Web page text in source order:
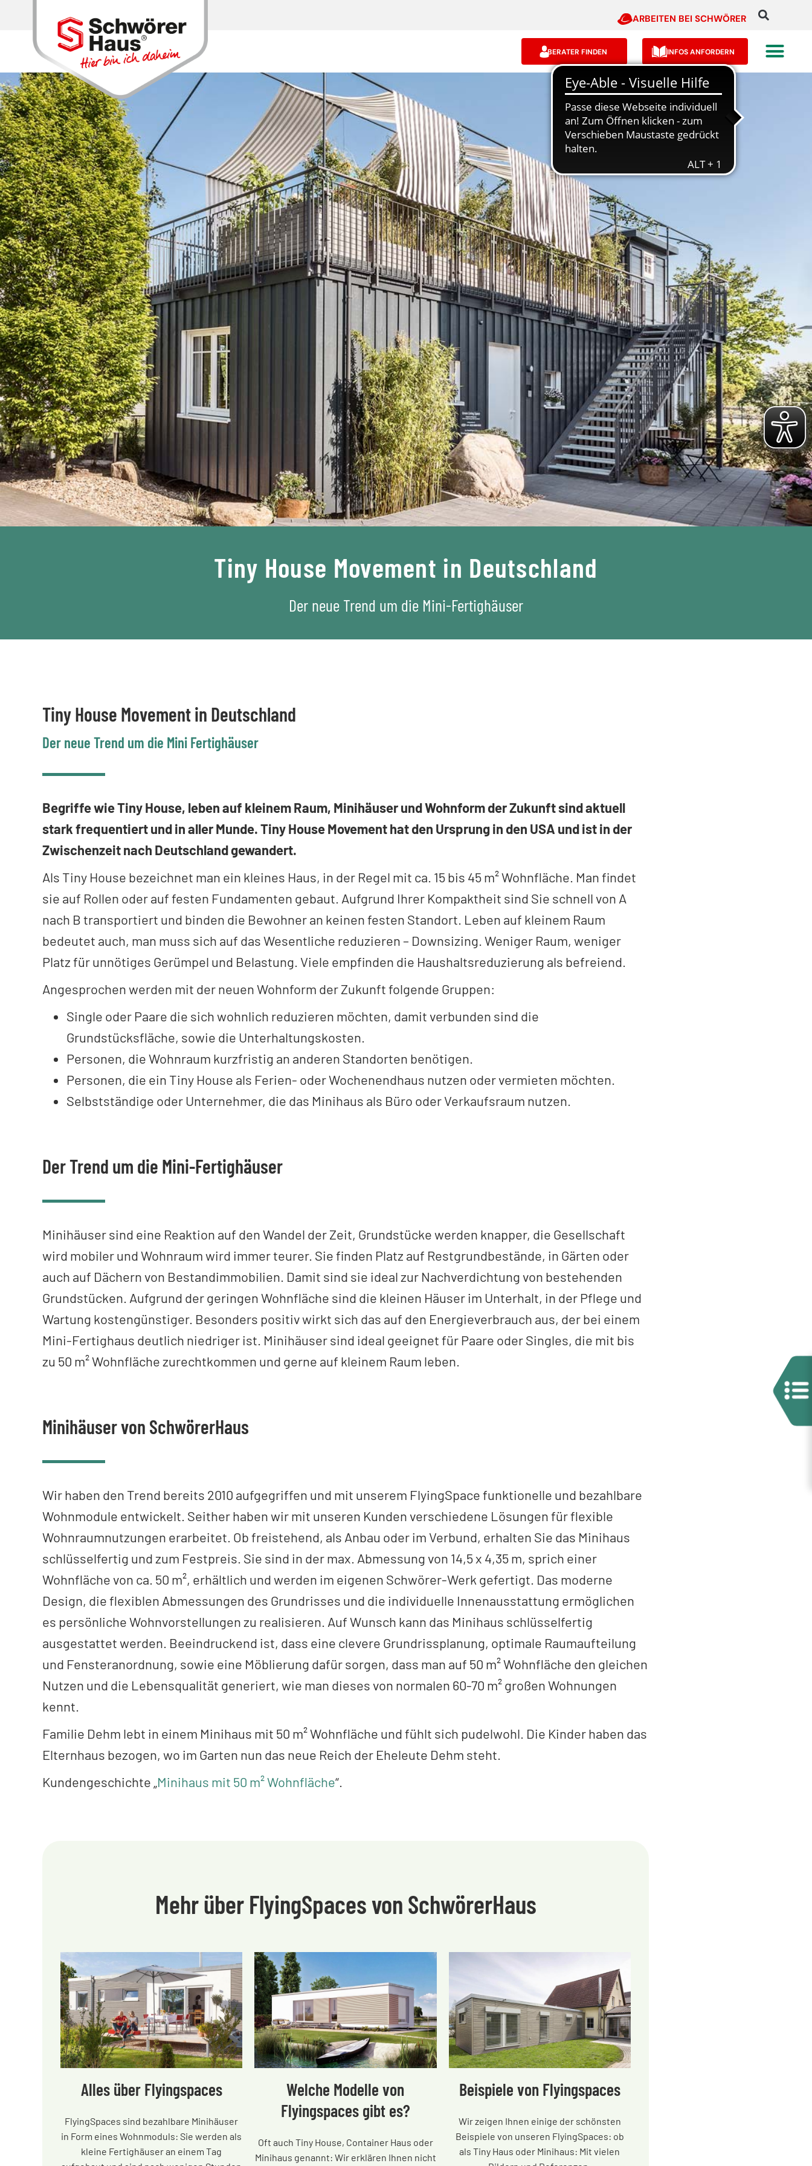
ARBEITEN BEI SCHWÖRER
BERATER FINDEN INFOS ANFORDERN
Tiny House Movement in Deutschland
Der neue Trend um die Mini-Fertighäuser
Tiny House Movement in Deutschland
Der neue Trend um die Mini Fertighäuser
Begriffe wie Tiny House, leben auf kleinem Raum, Minihäuser und Wohnform der Zukunft sind aktuell
stark frequentiert und in aller Munde. Tiny House Movement hat den Ursprung in den USA und ist in der
Zwischenzeit nach Deutschland gewandert.
Als Tiny House bezeichnet man ein kleines Haus, in der Regel mit ca. 15 bis 45 m² Wohnfläche. Man findet
sie auf Rollen oder auf festen Fundamenten gebaut. Aufgrund Ihrer Kompaktheit sind Sie schnell von A
nach B transportiert und binden die Bewohner an keinen festen Standort. Leben auf kleinem Raum
bedeutet auch, man muss sich auf das Wesentliche reduzieren – Downsizing. Weniger Raum, weniger
Platz für unnötiges Gerümpel und Belastung. Viele empfinden die Haushaltsreduzierung als befreiend.
Angesprochen werden mit der neuen Wohnform der Zukunft folgende Gruppen:
Single oder Paare die sich wohnlich reduzieren möchten, damit verbunden sind die
Grundstücksfläche, sowie die Unterhaltungskosten.
Personen, die Wohnraum kurzfristig an anderen Standorten benötigen.
Personen, die ein Tiny House als Ferien- oder Wochenendhaus nutzen oder vermieten möchten.
Selbstständige oder Unternehmer, die das Minihaus als Büro oder Verkaufsraum nutzen.
Der Trend um die Mini-Fertighäuser
Minihäuser sind eine Reaktion auf den Wandel der Zeit, Grundstücke werden knapper, die Gesellschaft
wird mobiler und Wohnraum wird immer teurer. Sie finden Platz auf Restgrundbestände, in Gärten oder
auch auf Dächern von Bestandimmobilien. Damit sind sie ideal zur Nachverdichtung von bestehenden
Grundstücken. Aufgrund der geringen Wohnfläche sind die kleinen Häuser im Unterhalt, in der Pflege und
Wartung kostengünstiger. Besonders positiv wirkt sich das auf den Energieverbrauch aus, der bei einem
Mini-Fertighaus deutlich niedriger ist. Minihäuser sind ideal geeignet für Paare oder Singles, die mit bis
zu 50 m² Wohnfläche zurechtkommen und gerne auf kleinem Raum leben.
Minihäuser von SchwörerHaus
Wir haben den Trend bereits 2010 aufgegriffen und mit unserem FlyingSpace funktionelle und bezahlbare
Wohnmodule entwickelt. Seither haben wir mit unseren Kunden verschiedene Lösungen für flexible
Wohnraumnutzungen erarbeitet. Ob freistehend, als Anbau oder im Verbund, erhalten Sie das Minihaus
schlüsselfertig und zum Festpreis. Sie sind in der max. Abmessung von 14,5 x 4,35 m, sprich einer
Wohnfläche von ca. 50 m², erhältlich und werden im eigenen Schwörer-Werk gefertigt. Das moderne
Design, die flexiblen Abmessungen des Grundrisses und die individuelle Innenausstattung ermöglichen
es persönliche Wohnvorstellungen zu realisieren. Auf Wunsch kann das Minihaus schlüsselfertig
ausgestattet werden. Beeindruckend ist, dass eine clevere Grundrissplanung, optimale Raumaufteilung
und Fensteranordnung, sowie eine Möblierung dafür sorgen, dass man auf 50 m² Wohnfläche den gleichen
Nutzen und die Lebensqualität generiert, wie man dieses von normalen 60-70 m² großen Wohnungen
kennt.
Familie Dehm lebt in einem Minihaus mit 50 m² Wohnfläche und fühlt sich pudelwohl. Die Kinder haben das
Elternhaus bezogen, wo im Garten nun das neue Reich der Eheleute Dehm steht.
Kundengeschichte „Minihaus mit 50 m² Wohnfläche“.
Mehr über FlyingSpaces von SchwörerHaus
Alles über Flyingspaces
FlyingSpaces sind bezahlbare Minihäuser
in Form eines Wohnmoduls: Sie werden als
kleine Fertighäuser an einem Tag
Welche Modelle von
Flyingspaces gibt es?
Oft auch Tiny House, Container Haus oder
Minihaus genannt: Wir erklären Ihnen nicht
Beispiele von Flyingspaces
Wir zeigen Ihnen einige der schönsten
Beispiele von unseren FlyingSpaces: ob
als Tiny Haus oder Minihaus: Mit vielen